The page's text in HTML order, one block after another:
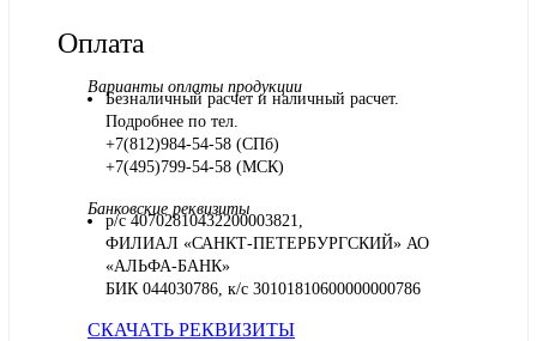
Оплата
Варианты оплаты продукции
Безналичный расчет и наличный расчет.
Подробнее по тел.
+7(812)984-54-58 (СПб)
+7(495)799-54-58 (МСК)
Банковские реквизиты
р/с 40702810432200003821,
ФИЛИАЛ «САНКТ-ПЕТЕРБУРГСКИЙ» АО
«АЛЬФА-БАНК»
БИК 044030786, к/с 30101810600000000786
СКАЧАТЬ РЕКВИЗИТЫ